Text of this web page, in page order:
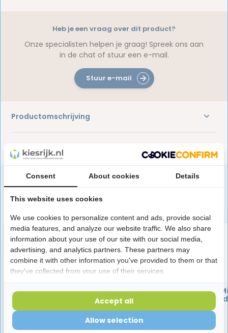
Productomschrijving
Reviews
Heb je een vraag over dit product?
Onze specialisten helpen je graag! Spreek ons aan
in de chat of stuur een e-mail.
Stuur e-mail
Speciaal aanbevolen voor jou
Interprox Ragers Nano PHD
0.7 Roze | 18 ragers |
Voordeelverpakking
13,49
Interprox Ragers
Conical PHD 1.2
13,49
Consent About cookies Details
This website uses cookies
We use cookies to personalize content and ads, provide social
media features, and analyze our website traffic. We also share
information about your use of our site with our social media,
advertising, and analytics partners. These partners may
combine it with other information you've provided to them or that
they've collected from your use of their services.
Allow selection
Accept all